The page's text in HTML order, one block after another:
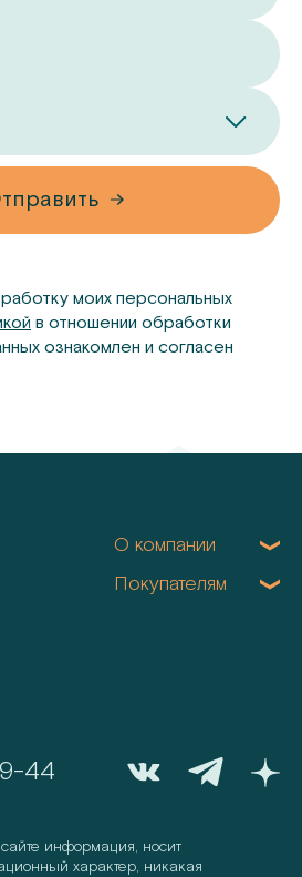
моих персональных
в отношении обработки
ознакомлен и согласен
О компании
Покупателям
44
информация, носит
характер, никакая